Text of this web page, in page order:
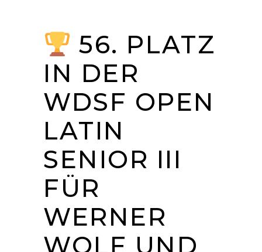
56. PLATZ
IN DER
WDSF OPEN
LATIN
SENIOR III
FÜR
WERNER
WOLF UND